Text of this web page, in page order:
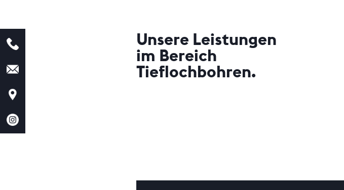
Unsere Leistungen
im Bereich
Tieflochbohren.